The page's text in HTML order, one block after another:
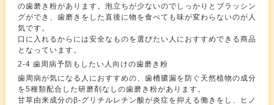
の歯磨き粉があります。泡立ちが少ないのでしっかりとブラッシン
グができ、歯磨きをした直後に物を食べても味が変わらないのが人
気です。
口に入れるからには安全なものを選びたい人におすすめできる商品
となっています。
2-4 歯周病予防もしたい人向けの歯磨き粉
歯周病が気になる人におすすめの、歯槽膿漏を防ぐ天然植物の成分
を5種類配合した研磨剤なしの歯磨き粉があります。
甘草由来成分のβ-グリチルレチン酸が炎症を抑える働きをし、ヒノ